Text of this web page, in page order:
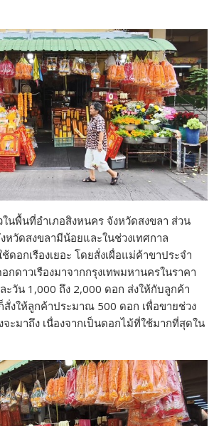
นพื้นที่อำเภอสิงหนคร จังหวัดสงขลา ส่วน
หวัดสงขลามีน้อยและในช่วงเทศกาล
ดอกเรืองเยอะ โดยสั่งเผื่อแม่ค้าขาประจำ
กดาวเรืองมาจากกรุงเทพมหานครในราคา
ะวัน 1,000 ถึง 2,000 ดอก ส่งให้กับลูกค้า
งให้ลูกค้าประมาณ 500 ดอก เพื่อขายช่วง
ะมาถึง เนื่องจากเป็นดอกไม้ที่ใช้มากที่สุดใน